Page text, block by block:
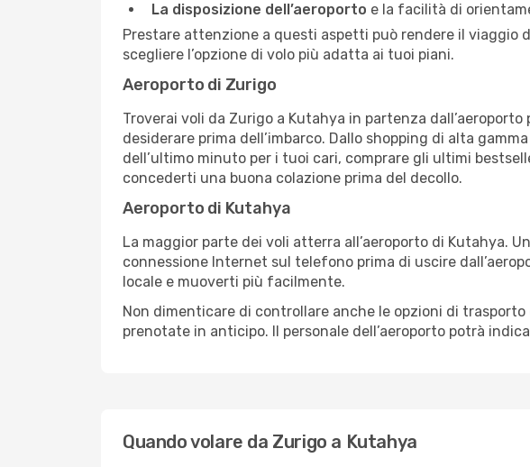
La disposizione dell’aeroporto e la facilità di
Prestare attenzione a questi aspetti può rendere il viaggio
scegliere l’opzione di volo più adatta ai tuoi piani.
Aeroporto di Zurigo
Troverai voli da Zurigo a Kutahya in partenza
desiderare prima dell’imbarco. Dallo shopping di alta
dell’ultimo minuto per i tuoi cari, comprare gli ultimi
concederti una buona colazione prima del decollo.
Aeroporto di Kutahya
La maggior parte dei voli atterra all’aeroporto di Kutahya.
connessione Internet sul telefono prima di uscire
locale e muoverti più facilmente.
Non dimenticare di controllare anche le opzioni di
prenotate in anticipo. Il personale dell’aeroporto potrà
Quando volare da Zurigo a Kutahya